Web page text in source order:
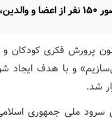
کرد.
پرورش فکری کودکان و
و با هدف ایجاد
شد.
ملی جمهوری